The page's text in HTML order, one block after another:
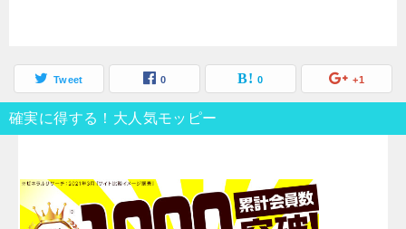
Tweet 0 0 +1
確実に得する！大人気モッピー